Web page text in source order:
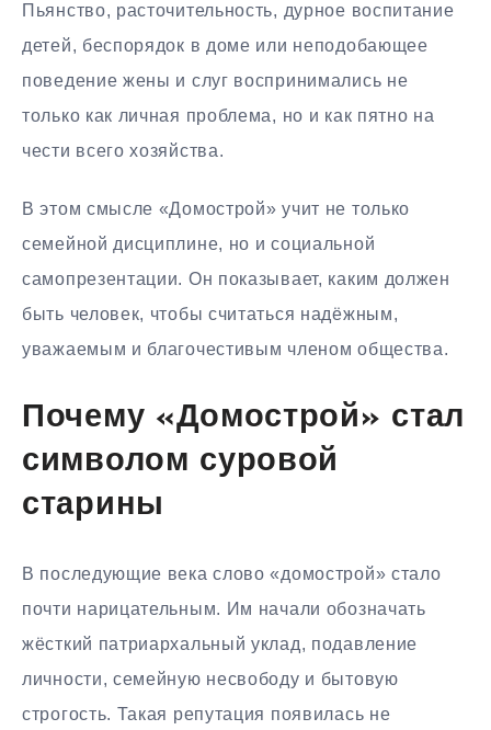
Пьянство, расточительность, дурное воспитание
детей, беспорядок в доме или неподобающее
поведение жены и слуг воспринимались не
только как личная проблема, но и как пятно на
чести всего хозяйства.
В этом смысле «Домострой» учит не только
семейной дисциплине, но и социальной
самопрезентации. Он показывает, каким должен
быть человек, чтобы считаться надёжным,
уважаемым и благочестивым членом общества.
Почему «Домострой» стал
символом суровой
старины
В последующие века слово «домострой» стало
почти нарицательным. Им начали обозначать
жёсткий патриархальный уклад, подавление
личности, семейную несвободу и бытовую
строгость. Такая репутация появилась не